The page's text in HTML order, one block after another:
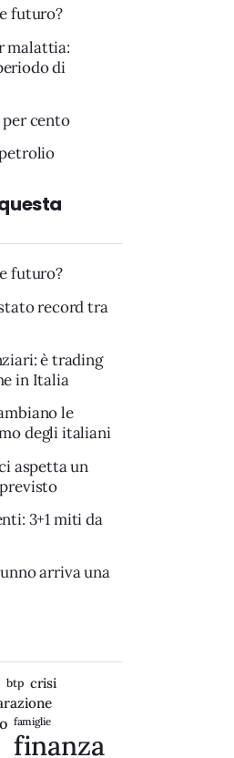
futuro?
malattia:
di
per cento
futuro?
record tra
è trading
in Italia
le
degli italiani
aspetta un
3+1 miti da
arriva una
btp crisi
famiglie
finanza